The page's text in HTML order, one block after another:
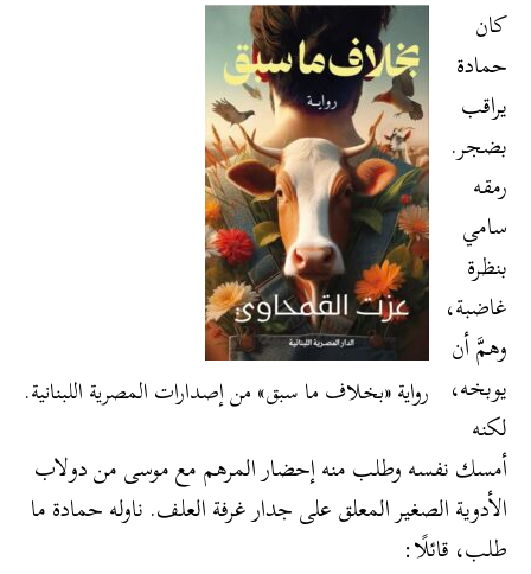
رواية «بخلاف ما سبق» من إصدارات المصرية اللبنانية.
كان
حمادة
يراقب
بضجر.
رمقه
سامي
بنظرة
غاضبة،
وهمَّ أن
يوبخه،
لكنه
أمسك نفسه وطلب منه إحضار المرهم مع موسى من دولاب
الأدوية الصغير المعلق على جدار غرفة العلف. ناوله حمادة ما
طلب، قائلًا: